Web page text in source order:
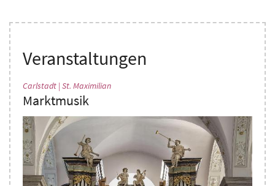
Veranstaltungen
Carlstadt | St. Maximilian:
Marktmusik